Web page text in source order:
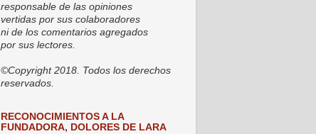
responsable de las opiniones
vertidas por sus colaboradores
ni de los comentarios agregados
por sus lectores.
©Copyright 2018. Todos los derechos
reservados.
RECONOCIMIENTOS A LA
FUNDADORA, DOLORES DE LARA